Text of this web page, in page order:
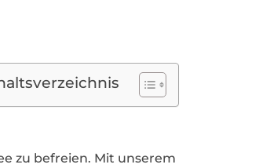
zu befreien. Mit unserem